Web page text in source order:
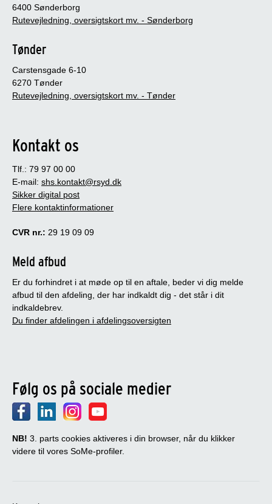
6400 Sønderborg
Rutevejledning, oversigtskort mv. - Sønderborg
Tønder
Carstensgade 6-10
6270 Tønder
Rutevejledning, oversigtskort mv. - Tønder
Kontakt os
Tlf.: 79 97 00 00
E-mail: shs.kontakt@rsyd.dk
Sikker digital post
Flere kontaktinformationer
CVR nr.: 29 19 09 09
Meld afbud
Er du forhindret i at møde op til en aftale, beder vi dig melde
afbud til den afdeling, der har indkaldt dig - det står i dit
indkaldebrev.
Du finder afdelingen i afdelingsoversigten
Følg os på sociale medier
NB! 3. parts cookies aktiveres i din browser, når du klikker
videre til vores SoMe-profiler.